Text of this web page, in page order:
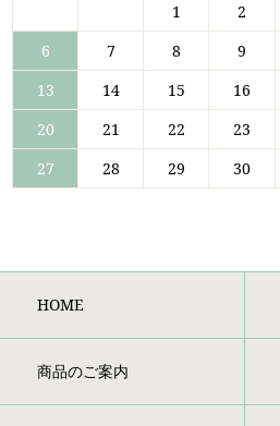
1
2
6
7 8 9
13
14 15 16
20
21 22 23
27
28 29 30
HOME
商品のご案内